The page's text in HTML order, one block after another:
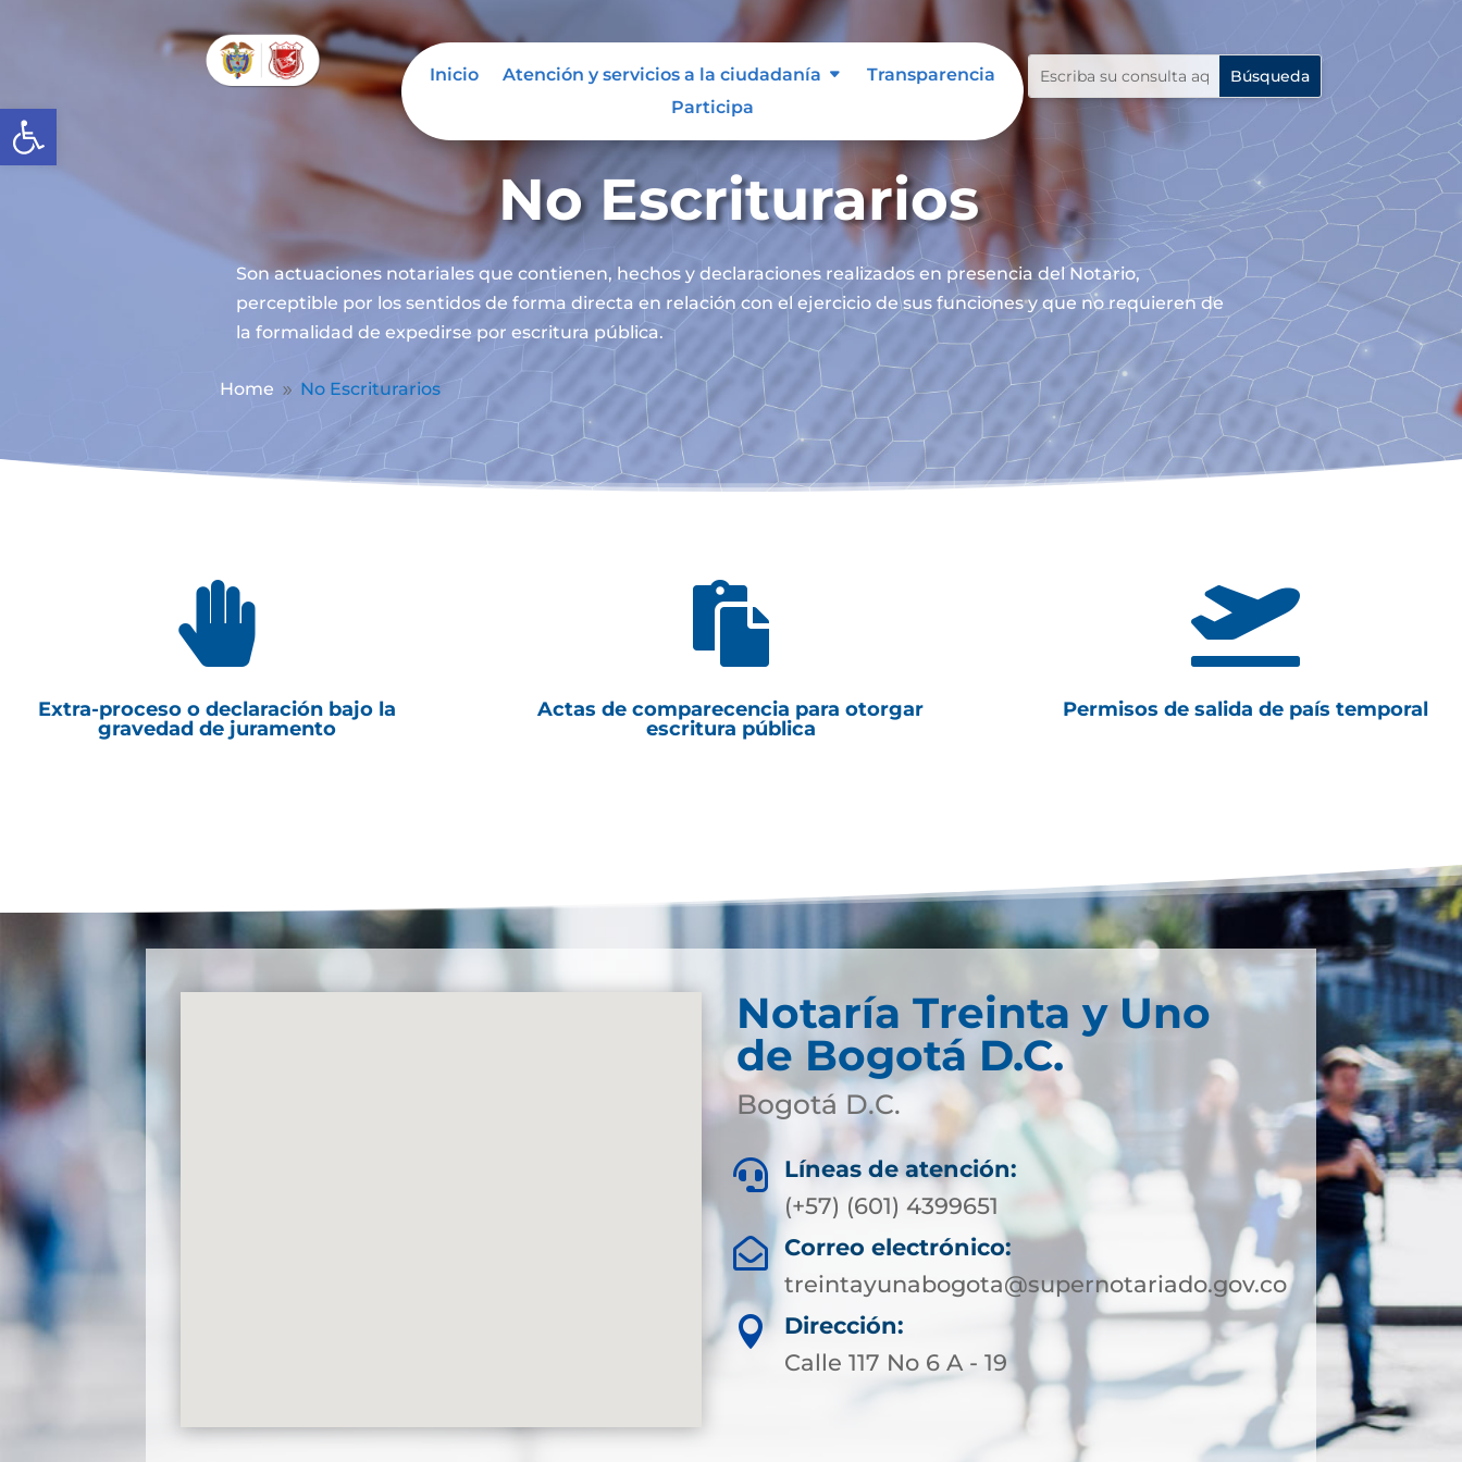
Abrir barra de herramientas
Inicio Atención y servicios a la ciudadanía
Transparencia
Participa
No Escriturarios
Son actuaciones notariales que contienen, hechos y declaraciones realizados en presencia del Notario,
perceptible por los sentidos de forma directa en relación con el ejercicio de sus funciones y que no requieren de
la formalidad de expedirse por escritura pública.
Home 9 No Escriturarios

Extra-proceso o declaración bajo la
gravedad de juramento

Actas de comparecencia para otorgar
escritura pública

Permisos de salida de país temporal
Notaría Treinta y Uno
de Bogotá D.C.
Bogotá D.C.

Líneas de atención:
(+57) (601) 4399651

Correo electrónico:
treintayunabogota@supernotariado.gov.co

Dirección:
Calle 117 No 6 A - 19